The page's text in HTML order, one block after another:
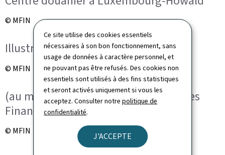
Ce site utilise des cookies essentiels
nécessaires à son bon fonctionnement, sans
usage de données à caractère personnel, et
ne pouvant pas être refusés. Des cookies non
essentiels sont utilisés à des fins statistiques
et seront activés uniquement si vous les
acceptez. Consulter notrepolitique de
confidentialité.
J'ACCEPTE
© MFIN
Illustration
© MFIN
(au milieu) Yuriko Backes, ministre des
Finances
© MFIN